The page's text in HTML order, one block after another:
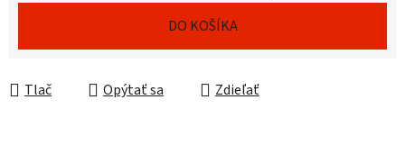
DO KOŠÍKA
Tlač Opýtať sa Zdieľať